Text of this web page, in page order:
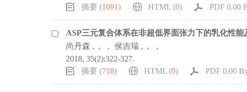
摘要 (1091) HTML (0) PDF 0.00
ASP三元复合体系在非超低界面张力下的乳化性
尚丹森 , , ， 侯吉瑞 , , ，
2018, 35(2):322-327.
摘要 (718) HTML (0) PDF 0.00